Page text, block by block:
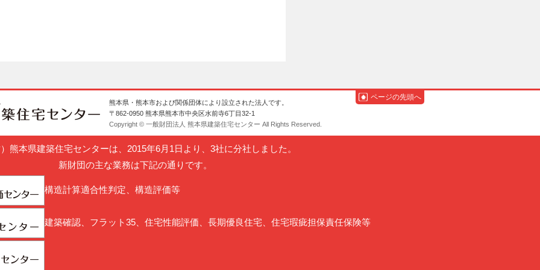
ページの先頭へ
熊本県・熊本市および関係団体により設立された法人です。
〒862-0950 熊本県熊本市中央区水前寺6丁目32-1
Copyright © 一般財団法人 熊本県建築住宅センター All Rights Reserved.
熊本県建築住宅センターは、2015年6月1日より、3社に分社しました。
新財団の主な業務は下記の通りです。
構造計算適合性判定、構造評価等
建築確認、フラット35、住宅性能評価、長期優良住宅、住宅瑕疵担保責任保険等